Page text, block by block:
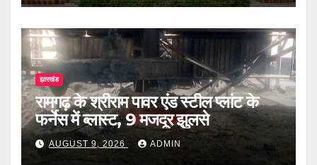
झारखंड
रामगढ़ के श्रीराम पावर एंड स्टील प्लांट के
फर्नेस में ब्लास्ट, 9 मजदूर झुलसे
AUGUST 9, 2026 ADMIN